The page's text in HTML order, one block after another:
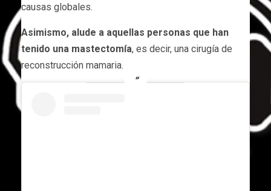
causas globales.
Asimismo, alude a aquellas personas que han
tenido una mastectomía, es decir, una cirugía de
reconstrucción mamaria.